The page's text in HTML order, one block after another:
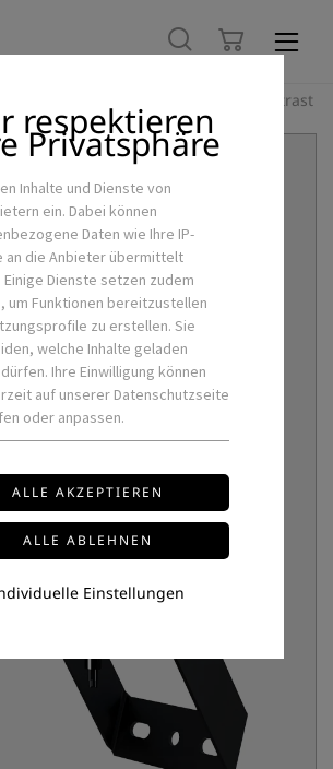
Hoher Kontrast
respektieren
Privatsphäre
Inhalte und Dienste von
ein. Dabei können
Daten wie Ihre IP-
an die Anbieter übermittelt
Dienste setzen zudem
um Funktionen bereitzustellen
zu erstellen. Sie
welche Inhalte geladen
Ihre Einwilligung können
auf unserer Datenschutzseite
oder anpassen.
Einstellungen